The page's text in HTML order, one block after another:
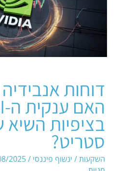
דוחות
בציפיות השיא
סטריט?
השקעות/ ינשוף פיננסי /
2025